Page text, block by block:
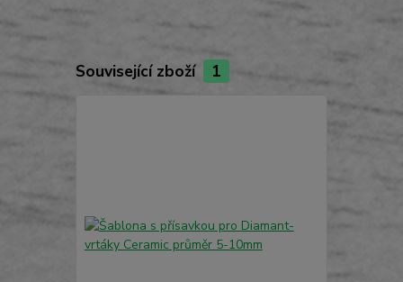
Související zboží 1